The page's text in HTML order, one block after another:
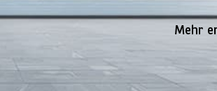
Mehr